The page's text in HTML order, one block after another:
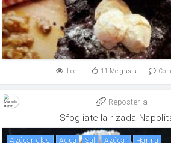
Leer 11 Me gusta
Reposteria
Sfogliatella rizada
azúcar glas agua sal Azúcar harina